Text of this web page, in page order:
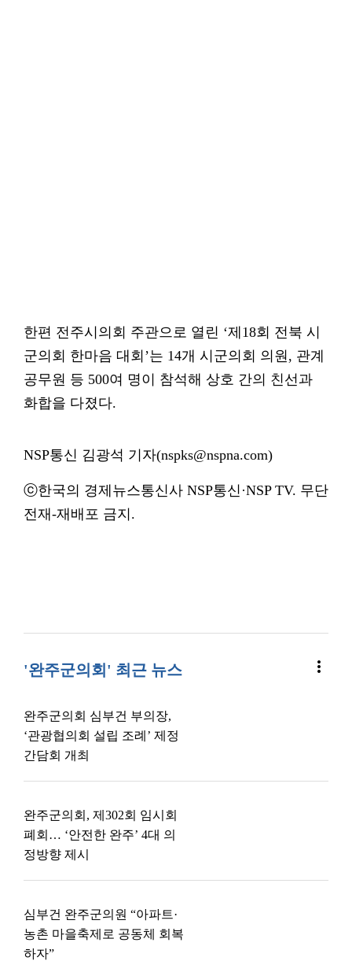
한편 전주시의회 주관으로 열린 ‘제18회 전북 시
군의회 한마음 대회’는 14개 시군의회 의원, 관계
공무원 등 500여 명이 참석해 상호 간의 친선과
화합을 다졌다.
NSP통신 김광석 기자(nspks@nspna.com)
ⓒ한국의 경제뉴스통신사 NSP통신·NSP TV. 무단
전재-재배포 금지.
'완주군의회' 최근 뉴스 more_vert
완주군의회 심부건 부의장,
‘관광협의회 설립 조례’ 제정
간담회 개최
완주군의회, 제302회 임시회
폐회… ‘안전한 완주’ 4대 의
정방향 제시
심부건 완주군의원 “아파트·
농촌 마을축제로 공동체 회복
하자”